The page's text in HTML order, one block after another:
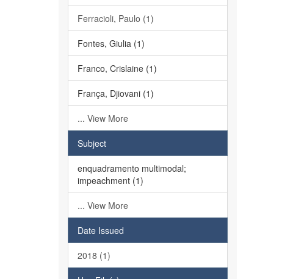
Ferracioli, Paulo (1)
Fontes, Giulia (1)
Franco, Crislaine (1)
França, Djiovani (1)
... View More
Subject
enquadramento multimodal;
impeachment (1)
... View More
Date Issued
2018 (1)